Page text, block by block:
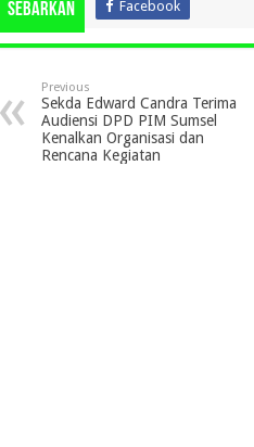
Sebarkan Facebook
Previous
Sekda Edward Candra Terima
Audiensi DPD PIM Sumsel
Kenalkan Organisasi dan
Rencana Kegiatan